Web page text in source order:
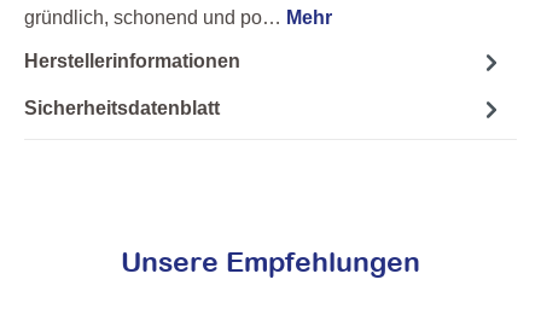
gründlich, schonend und po… Mehr
Herstellerinformationen
Sicherheitsdatenblatt
Unsere Empfehlungen